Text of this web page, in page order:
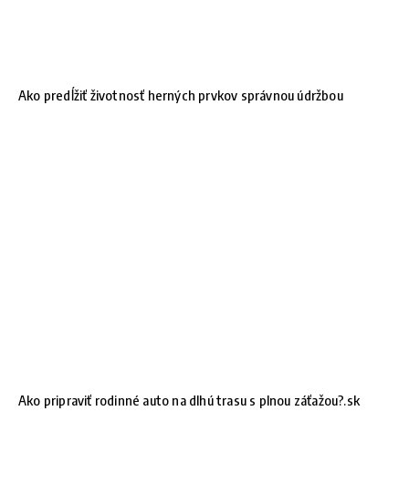
Ako predĺžiť životnosť herných prvkov správnou údržbou
Ako pripraviť rodinné auto na dlhú trasu s plnou záťažou?.sk